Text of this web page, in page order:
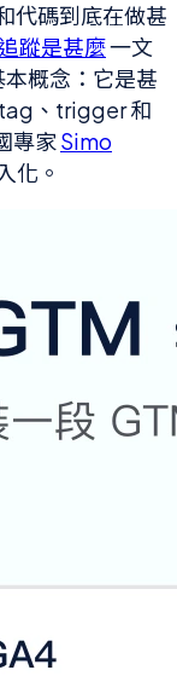
代碼到底在做甚
蹤是甚麼一文
概念：它是甚
、trigger 和
專家 Simo
化。